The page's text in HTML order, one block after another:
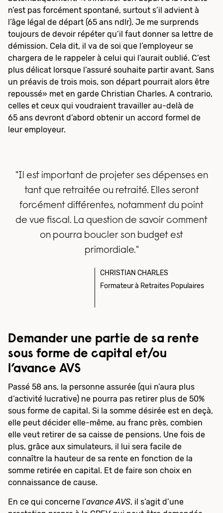
n’est pas forcément spontané, surtout s’il advient à
l’âge légal de départ (65 ans ndlr). Je me surprends
toujours de devoir répéter qu’il faut donner sa lettre de
démission. Cela dit, il va de soi que l’employeur se
chargera de le rappeler à celui qui l’aurait oublié. C’est
plus délicat lorsque l’assuré souhaite partir avant. Sans
un préavis de trois mois, son départ pourrait alors être
repoussé» met en garde Christian Charles. A contrario,
celles et ceux qui voudraient travailler au-delà de
65 ans devront d’abord obtenir un accord formel de
leur employeur.
"Il est important de projeter ses dépenses en
tant que retraitée ou retraité. Elles seront
forcément différentes, notamment du point
de vue fiscal. La question de savoir comment
on pourra boucler son budget est
primordiale."
CHRISTIAN CHARLES
Formateur à Retraites Populaires
Demander une partie de sa rente
sous forme de capital et/ou
l’avance AVS
Passé 58 ans, la personne assurée (qui n’aura plus
d’activité lucrative) ne pourra pas retirer plus de 50%
sous forme de capital. Si la somme désirée est en deçà,
elle peut décider elle-même, au franc près, combien
elle veut retirer de sa caisse de pensions. Une fois de
plus, grâce aux simulateurs, il lui sera facile de
connaître la hauteur de sa rente en fonction de la
somme retirée en capital. Et de faire son choix en
connaissance de cause.
En ce qui concerne l’avance AVS, il s’agit d’une